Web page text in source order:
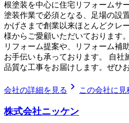
根塗装を中心に住宅リフォームサ
塗装作業で必須となる、足場の設
かげさまで創業以来ほとんどクレ
様からご愛顧いただいております
リフォーム提案や、リフォーム補
お手伝いも承っております。 自社
品質な工事をお届けします。ぜひ
会社の詳細を見る chevron_right この会社に
株式会社ニッケン